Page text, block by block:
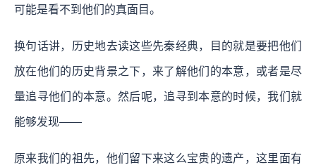
可能是看不到他们的真面目。
换句话讲，历史地去读这些先秦经典，目的就是要把他们
放在他们的历史背景之下，来了解他们的本意，或者是尽
量追寻他们的本意。然后呢，追寻到本意的时候，我们就
能够发现——
原来我们的祖先，他们留下来这么宝贵的遗产，这里面有